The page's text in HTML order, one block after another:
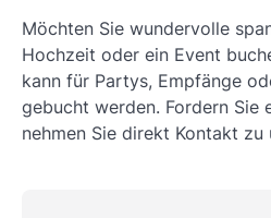
Möchten Sie wundervolle
Hochzeit oder ein Event
kann für Partys, Empfänge
gebucht werden. Fordern Sie
nehmen Sie direkt Kontakt zu